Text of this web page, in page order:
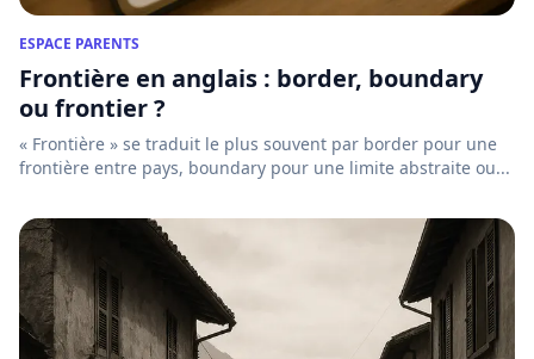
ESPACE PARENTS
Frontière en anglais : border, boundary
ou frontier ?
« Frontière » se traduit le plus souvent par border pour une
frontière entre pays, boundary pour une limite abstraite ou...